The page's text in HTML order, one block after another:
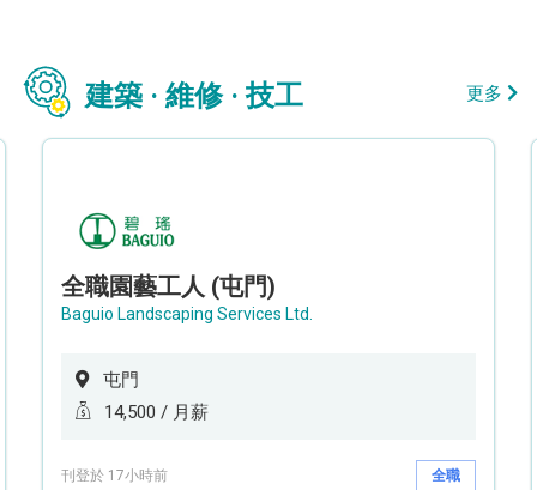
建築 · 維修 · 技工 更多
全職園藝工人 (屯門)
Baguio Landscaping Services Ltd.
屯門
14,500 / 月薪
刊登於 17小時前 全職